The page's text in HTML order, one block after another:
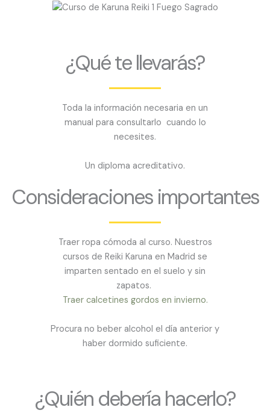
¿Qué te llevarás?
Toda la información necesaria en un
manual para consultarlo cuando lo
necesites.
Un diploma acreditativo.
Consideraciones importantes
Traer ropa cómoda al curso. Nuestros
cursos de Reiki Karuna en Madrid se
imparten sentado en el suelo y sin
zapatos.
Traer calcetines gordos en invierno.
Procura no beber alcohol el día anterior y
haber dormido suficiente.
¿Quién debería hacerlo?